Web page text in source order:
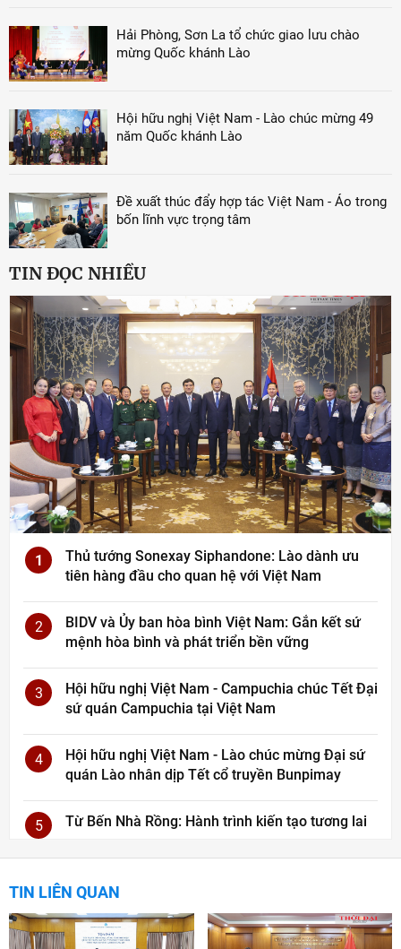
Hải Phòng, Sơn La tổ chức giao lưu chào
mừng Quốc khánh Lào
Hội hữu nghị Việt Nam - Lào chúc mừng 49
năm Quốc khánh Lào
Đề xuất thúc đẩy hợp tác Việt Nam - Áo trong
bốn lĩnh vực trọng tâm
TIN ĐỌC NHIỀU
1
Thủ tướng Sonexay Siphandone: Lào dành ưu
tiên hàng đầu cho quan hệ với Việt Nam
2
BIDV và Ủy ban hòa bình Việt Nam: Gắn kết sứ
mệnh hòa bình và phát triển bền vững
3
Hội hữu nghị Việt Nam - Campuchia chúc Tết Đại
sứ quán Campuchia tại Việt Nam
4
Hội hữu nghị Việt Nam - Lào chúc mừng Đại sứ
quán Lào nhân dịp Tết cổ truyền Bunpimay
5 Từ Bến Nhà Rồng: Hành trình kiến tạo tương lai
TIN LIÊN QUAN